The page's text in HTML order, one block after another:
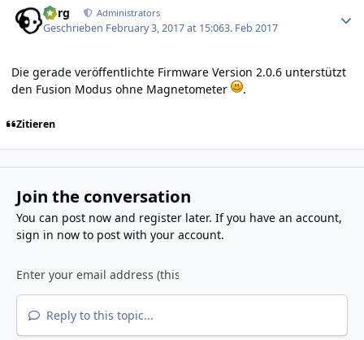
borg Administrators
Geschrieben February 3, 2017 at 15:063. Feb 2017
Die gerade veröffentlichte Firmware Version 2.0.6 unterstützt
den Fusion Modus ohne Magnetometer
.
Zitieren
Join the conversation
You can post now and register later. If you have an account,
sign in nowto post with your account.
Reply to this topic...